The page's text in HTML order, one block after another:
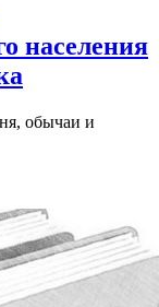
населения
обычаи и